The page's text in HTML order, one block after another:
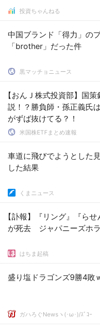
投資ちゃんねる
中国ブランド「得力」の
「brother」だった件
黒マッチョニュース
【おんＪ株式投資部】国
説！？勝負師・孫正義氏
がずば抜けてる？！
米国株ETFまとめ速報
車道に飛びでようとした
した結果
くまニュース
【訃報】『リング』『ら
が死去 ジャパニーズホ
はちま起稿
盛り塩ドラゴンズ9勝4敗
ガハろぐNewsヽ(･ω･)/ｽﾞｺｰ